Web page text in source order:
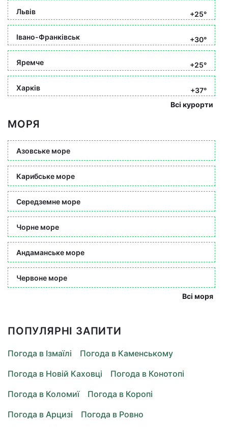
Львів +25°
Івано-Франківськ +30°
Яремче +25°
Харків
+37°
Всі курорти
МОРЯ
Азовське море
Карибське море
Середземне море
Чорне море
Андаманське море
Червоне море
Всі моря
ПОПУЛЯРНІ ЗАПИТИ
Погода в Ізмаїлі
Погода в Каменському
Погода в Новій Каховці
Погода в Конотопі
Погода в Коломиї
Погода в Коропі
Погода в Арцизі
Погода в Ровно